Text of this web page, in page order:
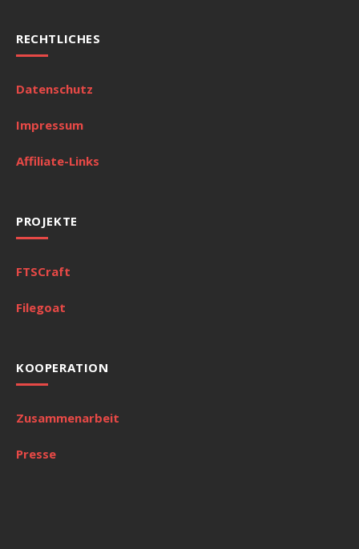
RECHTLICHES
Datenschutz
Impressum
Affiliate-Links
PROJEKTE
FTSCraft
Filegoat
KOOPERATION
Zusammenarbeit
Presse